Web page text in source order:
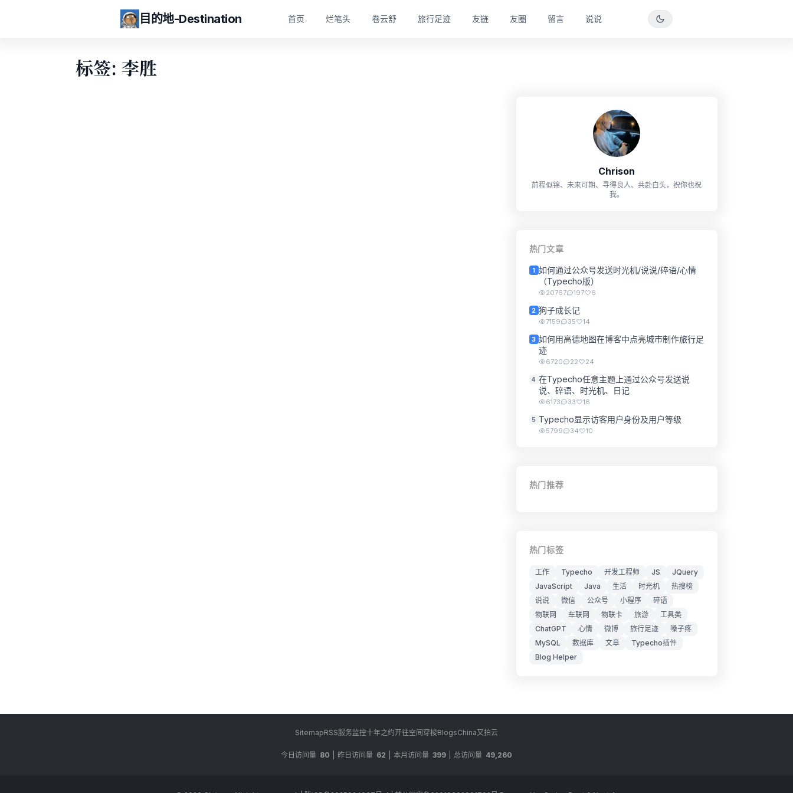
目的地-Destination 首页 烂笔头 卷云舒 旅行足迹 友链 友圈 留言 说说
标签: 李胜
Chrison
前程似锦、未来可期、寻得良人、共赴白头，祝你也祝
我。
热门文章
1 如何通过公众号发送时光机/说说/碎语/心情
（Typecho版）
20767 197 6
2 狗子成长记
7159 35 14
3 如何用高德地图在博客中点亮城市制作旅行足
迹
6720 22 24
4 在Typecho任意主题上通过公众号发送说
说、碎语、时光机、日记
6173 33 16
5 Typecho显示访客用户身份及用户等级
5799 34 10
热门推荐
热门标签
工作 Typecho 开发工程师 JS
JQuery
JavaScript
Java 生活 时光机
热搜榜
说说
微信 公众号 小程序
碎语
物联网
车联网 物联卡 旅游
工具类
ChatGPT
心情 微博 旅行足迹
嗓子疼
MySQL
数据库 文章
Typecho插件
Blog Helper
SitemapRSS服务监控十年之约开往空间穿梭BlogsChina又拍云
今日访问量 80 昨日访问量 62 本月访问量 399 总访问量 49,260